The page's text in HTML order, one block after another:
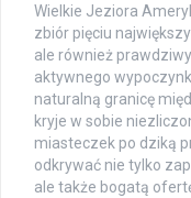
Wielkie Jeziora
zbiór pięciu
ale również
aktywnego
naturalną granicę
kryje w sobie
miasteczek po dziką
odkrywać nie tylko
ale także bogatą